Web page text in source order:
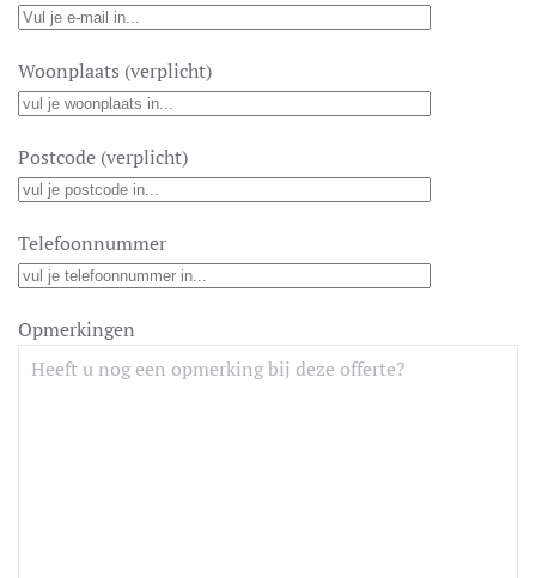
Woonplaats (verplicht)
Postcode (verplicht)
Telefoonnummer
Opmerkingen